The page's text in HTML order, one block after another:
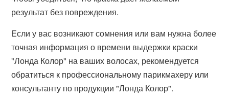
результат без повреждения.
Если у вас возникают сомнения или вам нужна более
точная информация о времени выдержки краски
"Лонда Колор" на ваших волосах, рекомендуется
обратиться к профессиональному парикмахеру или
консультанту по продукции "Лонда Колор".